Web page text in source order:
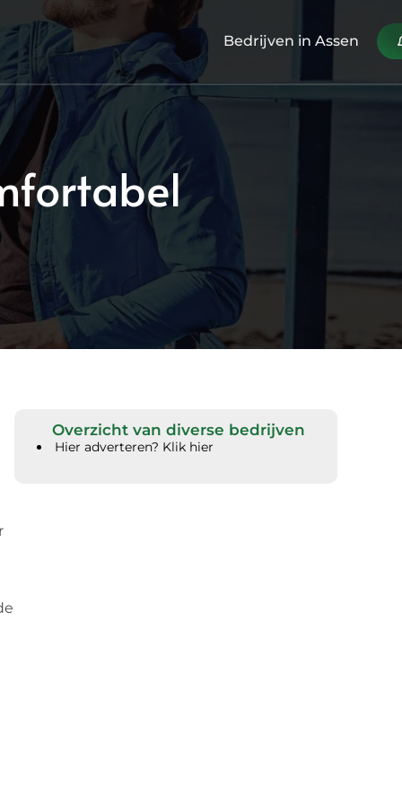
Bedrijven in Assen
Overzicht van diverse bedrijven
Hier adverteren? Klik hier